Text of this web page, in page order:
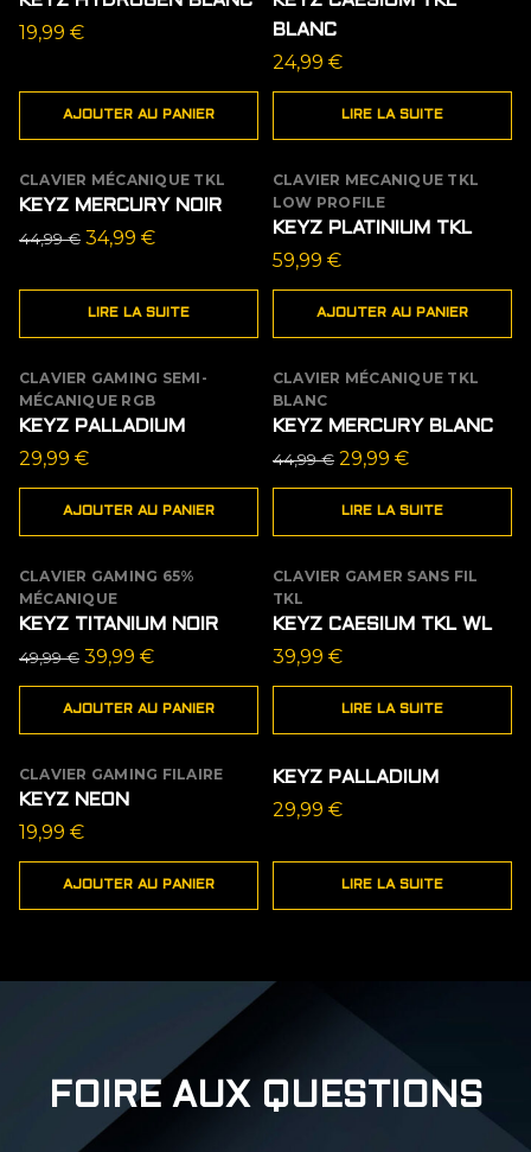
19,99 €
AJOUTER AU PANIER
BLANC
24,99 €
LIRE LA SUITE
ÉPUISÉ
PROMO
CLAVIER MÉCANIQUE TKL
KEYZ MERCURY NOIR
44,99€ Le
initial
34,99 €Le
actuel
LIRE LA SUITE
CLAVIER MECANIQUE TKL
LOW PROFILE
KEYZ PLATINIUM TKL
59,99 €
AJOUTER AU PANIER
CLAVIER GAMING SEMI-
MÉCANIQUE RGB
KEYZ PALLADIUM
29,99 €
AJOUTER AU PANIER
ÉPUISÉ
PROMO
CLAVIER MÉCANIQUE TKL
BLANC
KEYZ MERCURY BLANC
44,99€ Le
prix
initial
44,99 €.
29,99 €Le
prix
actuel
29,99 €.
LIRE LA SUITE
PROMO
CLAVIER GAMING 65%
MÉCANIQUE
KEYZ TITANIUM NOIR
49,99€ Le
prix
initial
49,99 €.
39,99 €Le
prix
actuel
39,99 €.
AJOUTER AU PANIER
ÉPUISÉ
CLAVIER GAMER SANS FIL
TKL
KEYZ CAESIUM TKL WL
39,99 €
LIRE LA SUITE
CLAVIER GAMING FILAIRE
KEYZ NEON
19,99 €
AJOUTER AU PANIER
ÉPUISÉ
KEYZ PALLADIUM
29,99 €
LIRE LA SUITE
FOIRE AUX QUESTIONS